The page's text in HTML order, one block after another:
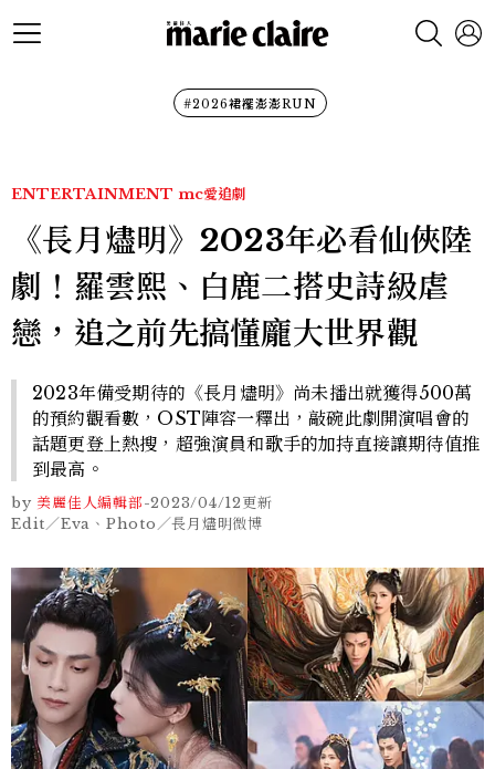
#2026裙襬澎澎RUN
ENTERTAINMENT mc愛追劇
《長月燼明》2023年必看仙俠陸
劇！羅雲熙、白鹿二搭史詩級虐
戀，追之前先搞懂龐大世界觀
2023年備受期待的《長月燼明》尚未播出就獲得500萬
的預約觀看數，OST陣容一釋出，敲碗此劇開演唱會的
話題更登上熱搜，超強演員和歌手的加持直接讓期待值推
到最高。
by 美麗佳人編輯部-2023/04/12更新
Edit／Eva、Photo／長月燼明微博